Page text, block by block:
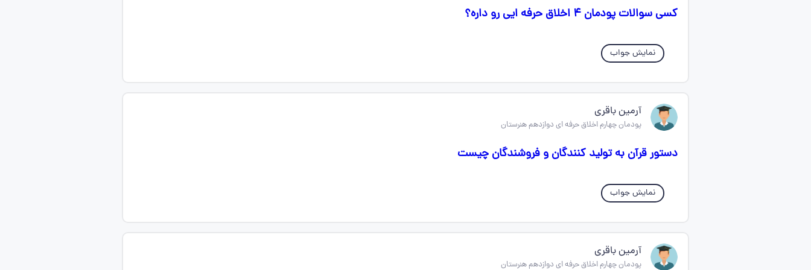
کسی سوالات پودمان ۴ اخلاق حرفه ایی رو داره؟
نمایش جواب
آرمین باقری
پودمان چهارم اخلاق حرفه ای دوازدهم هنرستان
دستور قرآن به تولید کنندگان و فروشندگان چیست
نمایش جواب
آرمین باقری
پودمان چهارم اخلاق حرفه ای دوازدهم هنرستان